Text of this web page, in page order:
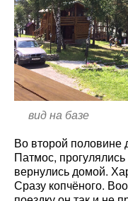
вид на базе
Во второй половине
Патмос,
вернулись домой.
Сразу копчёного.